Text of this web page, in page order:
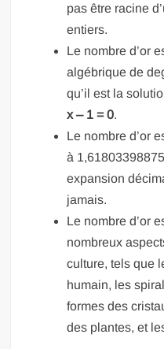
pas être racine
entiers.
Le nombre d’or
algébrique de
qu’il est la
x – 1 = 0.
Le nombre d’or
à
expansion
jamais.
Le nombre d’or
nombreux
culture, tels que
humain, les
formes des
des plantes, et